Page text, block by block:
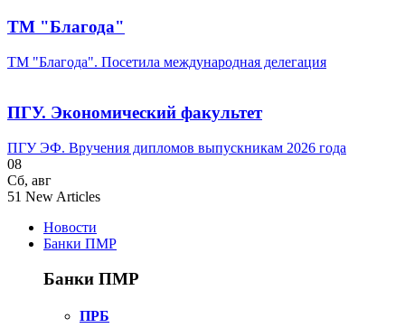
ТМ "Благода"
ТМ "Благода". Посетила международная делегация
ПГУ. Экономический факультет
ПГУ ЭФ. Вручения дипломов выпускникам 2026 года
08
Сб, авг
51 New Articles
Новости
Банки ПМР
Банки ПМР
ПРБ